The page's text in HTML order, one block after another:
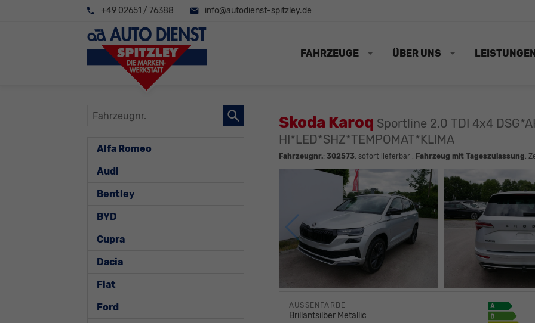
+49 02651 / 76388 info@autodienst-spitzley.de
FAHRZEUGE ÜBER UNS
Skoda Karoq Sportline 2.0 TDI 4x4
HI*LED*SHZ*TEMPOMAT*KLIMA
Fahrzeugnr.: 302573, sofort lieferbar , Fahrzeug mit Tageszulassung,
AUSSENFARBE
Brillantsilber Metallic
Fahrzeugnr.
Alfa Romeo
Audi
Bentley
BYD
Cupra
Dacia
Fiat
Ford